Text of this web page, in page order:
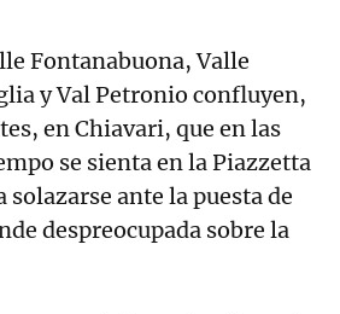
Fontanabuona, Valle
y Val Petronio confluyen,
en Chiavari, que en las
se sienta en la Piazzetta
solazarse ante la puesta de
despreocupada sobre la